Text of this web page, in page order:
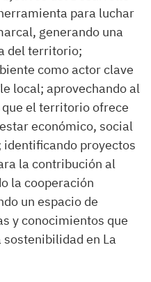
para luchar
generando una
del territorio;
como actor clave
local; aprovechando al
el territorio ofrece
económico, social
proyectos
la contribución al
la cooperación
un espacio de
y conocimientos que
en La